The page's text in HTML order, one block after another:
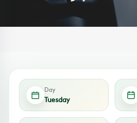
Day
Tuesday